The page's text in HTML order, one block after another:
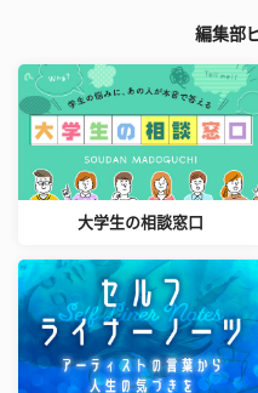
編集部
大学生の相談窓口